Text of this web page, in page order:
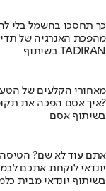
כך תחסכו בחשמל בלי
מהפכת האנרגיה של
בשיתוף TADIRAN
מאחורי הקלעים של
איך אסם הפכה את תקופת הצנע והמחסור הקשה של שנות ה-40 למותג לאומי?
בשיתוף אסם
אתם עוד לא שם? הטיסה
יונדאי לוקחת אתכם
בשיתוף יונדאי מבית